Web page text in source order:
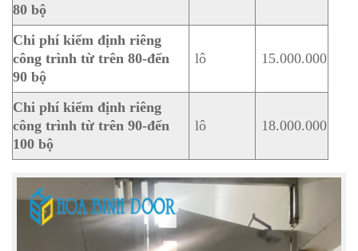
80 bộ
Chi phí kiểm định riêng
công trình từ trên 80-đến
90 bộ
lô 15.000.000
Chi phí kiểm định riêng
công trình từ trên 90-đến
100 bộ
lô 18.000.000